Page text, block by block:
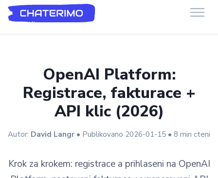
OpenAI Platform:
Registrace, fakturace +
API klic (2026)
Autor: David Langr • Publikovano 2026-01-15 • 8 min cteni
Krok za krokem: registrace a prihlaseni na OpenAI
Chaterimo Podpora